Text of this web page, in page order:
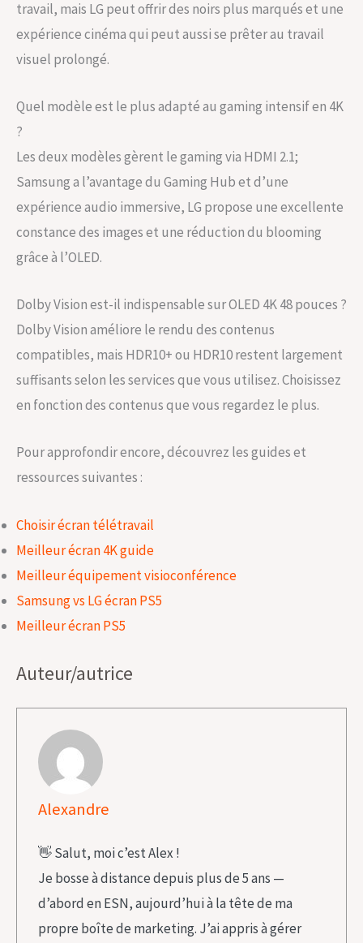
travail, mais LG peut offrir des noirs plus marqués et une
expérience cinéma qui peut aussi se prêter au travail
visuel prolongé.
Quel modèle est le plus adapté au gaming intensif en 4K
?
Les deux modèles gèrent le gaming via HDMI 2.1;
Samsung a l’avantage du Gaming Hub et d’une
expérience audio immersive, LG propose une excellente
constance des images et une réduction du blooming
grâce à l’OLED.
Dolby Vision est-il indispensable sur OLED 4K 48 pouces ?
Dolby Vision améliore le rendu des contenus
compatibles, mais HDR10+ ou HDR10 restent largement
suffisants selon les services que vous utilisez. Choisissez
en fonction des contenus que vous regardez le plus.
Pour approfondir encore, découvrez les guides et
ressources suivantes :
Choisir écran télétravail
Meilleur écran 4K guide
Meilleur équipement visioconférence
Samsung vs LG écran PS5
Meilleur écran PS5
Auteur/autrice
Alexandre
👋 Salut, moi c’est Alex !
Je bosse à distance depuis plus de 5 ans —
d’abord en ESN, aujourd’hui à la tête de ma
propre boîte de marketing. J’ai appris à gérer